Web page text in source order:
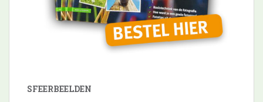
SFEERBEELDEN